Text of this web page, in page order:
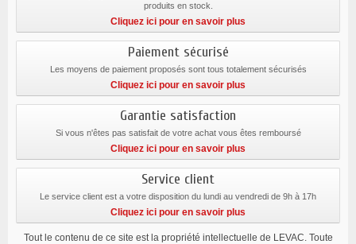
produits en stock.
Cliquez ici pour en savoir plus
Paiement sécurisé
Les moyens de paiement proposés sont tous totalement sécurisés
Cliquez ici pour en savoir plus
Garantie satisfaction
Si vous n'êtes pas satisfait de votre achat vous êtes remboursé
Cliquez ici pour en savoir plus
Service client
Le service client est a votre disposition du lundi au vendredi de 9h à 17h
Cliquez ici pour en savoir plus
Tout le contenu de ce site est la propriété intellectuelle de LEVAC. Toute